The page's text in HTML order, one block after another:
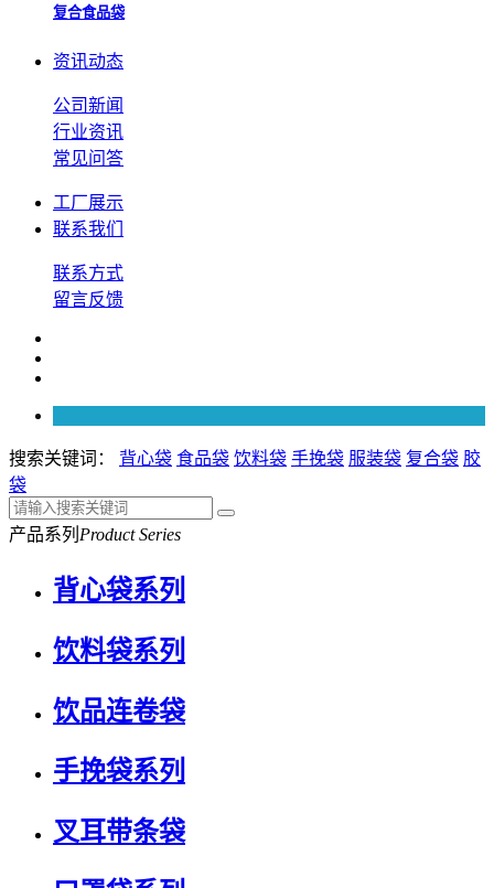
复合食品袋
资讯动态
公司新闻
行业资讯
常见问答
工厂展示
联系我们
联系方式
留言反馈
搜索关键词： 背心袋 食品袋 饮料袋 手挽袋 服装袋 复合袋 胶
袋
产品系列 Product Series
背心袋系列
饮料袋系列
饮品连卷袋
手挽袋系列
叉耳带条袋